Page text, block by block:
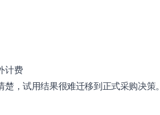
计费
，试用结果很难迁移到正式采购决策。